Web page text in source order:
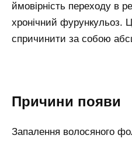
ймовірність переходу в
хронічний фурункульоз.
спричинити за собою
Причини появи
Запалення волосяного